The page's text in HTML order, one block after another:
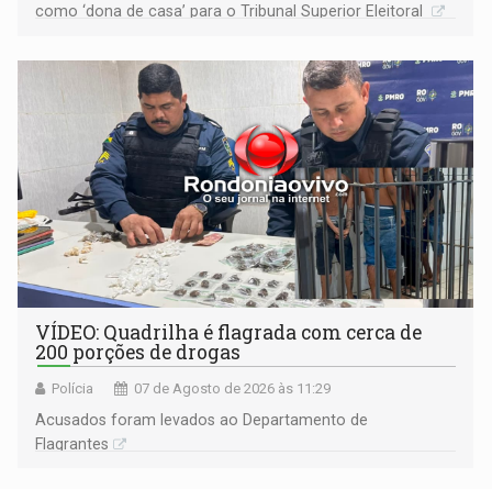
como ‘dona de casa’ para o Tribunal Superior Eleitoral
VÍDEO: Quadrilha é flagrada com cerca de
200 porções de drogas
Polícia 07 de Agosto de 2026 às 11:29
Acusados foram levados ao Departamento de
Flagrantes